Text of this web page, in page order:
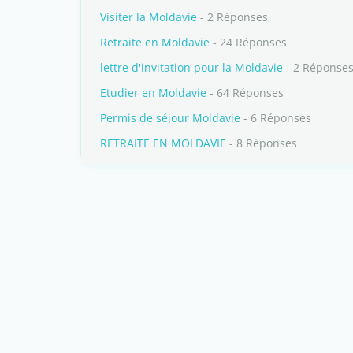
Visiter la Moldavie - 2 Réponses
Retraite en Moldavie - 24 Réponses
lettre d'invitation pour la Moldavie - 2 Réponses
Etudier en Moldavie - 64 Réponses
Permis de séjour Moldavie - 6 Réponses
RETRAITE EN MOLDAVIE - 8 Réponses